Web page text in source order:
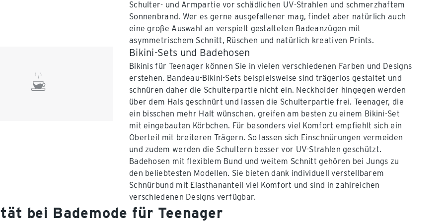
Schulter- und Armpartie vor schädlichen UV-Strahlen und schmerzhaftem
Sonnenbrand. Wer es gerne ausgefallener mag, findet aber natürlich auch
eine große Auswahl an verspielt gestalteten Badeanzügen mit
asymmetrischem Schnitt, Rüschen und natürlich kreativen Prints.
Bikini-Sets und Badehosen
Bikinis für Teenager können Sie in vielen verschiedenen Farben und Designs
erstehen. Bandeau-Bikini-Sets beispielsweise sind trägerlos gestaltet und
schnüren daher die Schulterpartie nicht ein. Neckholder hingegen werden
über dem Hals geschnürt und lassen die Schulterpartie frei. Teenager, die
ein bisschen mehr Halt wünschen, greifen am besten zu einem Bikini-Set
mit eingebauten Körbchen. Für besonders viel Komfort empfiehlt sich ein
Oberteil mit breiteren Trägern. So lassen sich Einschnürungen vermeiden
und zudem werden die Schultern besser vor UV-Strahlen geschützt.
Badehosen mit flexiblem Bund und weitem Schnitt gehören bei Jungs zu
den beliebtesten Modellen. Sie bieten dank individuell verstellbarem
Schnürbund mit Elasthananteil viel Komfort und sind in zahlreichen
verschiedenen Designs verfügbar.
bei Bademode für Teenager